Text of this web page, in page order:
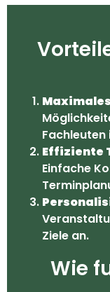
Effiziente
Einfache
Ziele an.
Wie